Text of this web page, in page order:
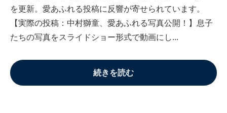
を更新。愛あふれる投稿に反響が寄せられています。
【実際の投稿：中村獅童、愛あふれる写真公開！】息子
たちの写真をスライドショー形式で動画にし...
続きを読む